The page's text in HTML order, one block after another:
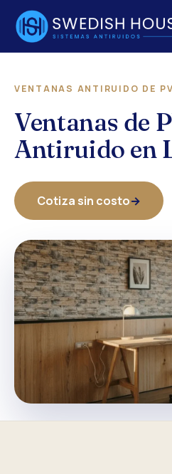
VENTANAS ANTIRUIDO DE
Ventanas de
Antiruido en
Cotiza sin costo→